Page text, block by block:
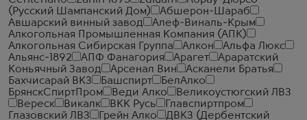
(Русский Шампанский Дом)
Абшерон-Шараб
Авшарский винный завод
Алеф-Виналь-Крым
Алкогольная Промышленная Компания (АПК)
Алкогольная Сибирская Группа
Алкон
Альфа Люкс
Альянс-1892
АПФ Фанагория Арагет
Араратский
Коньячный Завод
Арсенал Вин
Асканели Братья
Бахчисарай ВКЗ
Башспирт
БелАлко
БрянскСпиртПром
Веди Алко
Великоустюгский ЛВЗ
Вереск
Викалк ВКК Русь
Главспиртпром
Глазовский ЛВЗ
Грейн Алко
ДВКЗ (Дербентский